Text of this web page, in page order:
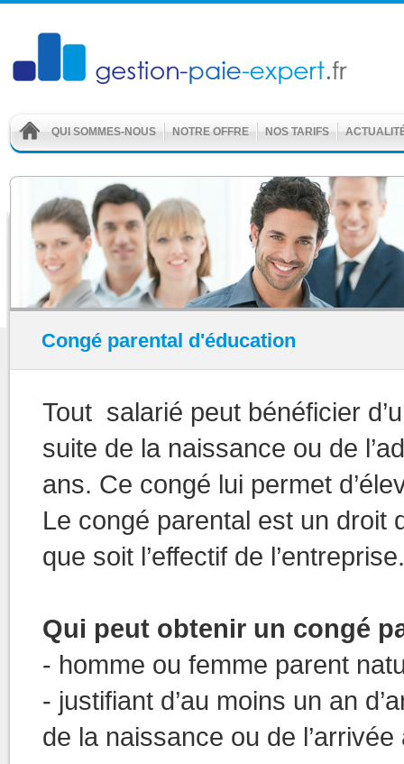
QUI SOMMES-NOUS NOTRE OFFRE NOS TARIFS
Congé parental d'éducation
Tout salarié peut bénéficier
suite de la naissance ou de
ans. Ce congé lui permet
Le congé parental est un droit
que soit l’effectif de l’entreprise.
Qui peut obtenir un congé
- homme ou femme parent
- justifiant d’au moins un an
de la naissance ou de